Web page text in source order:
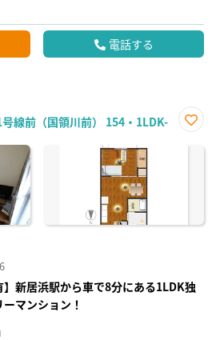
電話する
線前（国領川前） 154・1LDK-
に入
】新居浜駅から車で8分にある1LDK独
マンション！